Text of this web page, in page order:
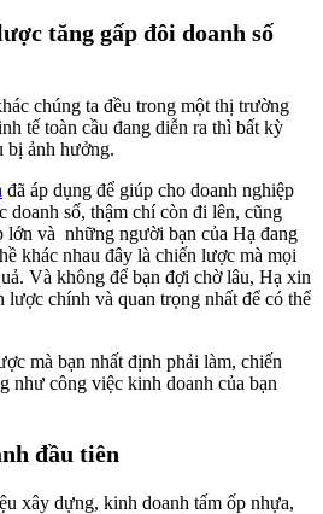
tăng gấp đôi doanh số
chúng ta đều trong một thị trường
tế toàn cầu đang diễn ra thì bất kỳ
bị ảnh hưởng.
đã áp dụng để giúp cho doanh nghiệp
doanh số, thậm chí còn đi lên, cũng
lớn và những người bạn của Hạ đang
khác nhau đây là chiến lược mà mọi
Và không để bạn đợi chờ lâu, Hạ xin
lược chính và quan trọng nhất để có thể
mà bạn nhất định phải làm, chiến
như công việc kinh doanh của bạn
đầu tiên
xây dựng, kinh doanh tấm ốp nhựa,